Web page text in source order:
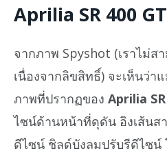
Aprilia SR 400 GT
จากภาพ Spyshot (เราไม่ส
เนื่องจากลิขสิทธิ์) จะเห็นว่า
ภาพที่ปรากฏของ Aprilia
ไซน์ด้านหน้าที่ดุดัน อิงเส้นส
ดีไซน์ ชิลด์บังลมปรับรีดีไซ